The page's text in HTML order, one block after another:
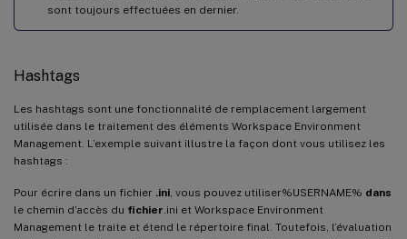
sont toujours effectuées en dernier.
Hashtags
Les hashtags sont une fonctionnalité de remplacement largement
utilisée dans le traitement des éléments Workspace Environment
Management. L’exemple suivant illustre la façon dont vous utilisez les
hashtags :
Pour écrire dans un fichier .ini , vous pouvez utiliser%USERNAME% dans
le chemin d’accès du fichier .ini et Workspace Environment
Management le traite et étend le répertoire final. Toutefois, l’évaluation